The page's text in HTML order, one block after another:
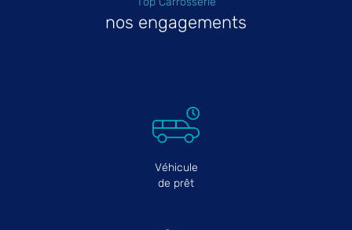
nos engagements
Véhicule
de prêt